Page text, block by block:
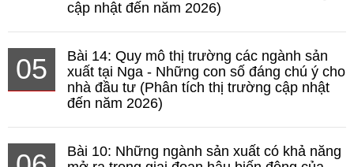
cập nhật đến năm 2026)
05
Bài 14: Quy mô thị trường các ngành sản
xuất tại Nga - Những con số đáng chú ý cho
nhà đầu tư (Phân tích thị trường cập nhật
đến năm 2026)
Bài 10: Những ngành sản xuất có khả năng